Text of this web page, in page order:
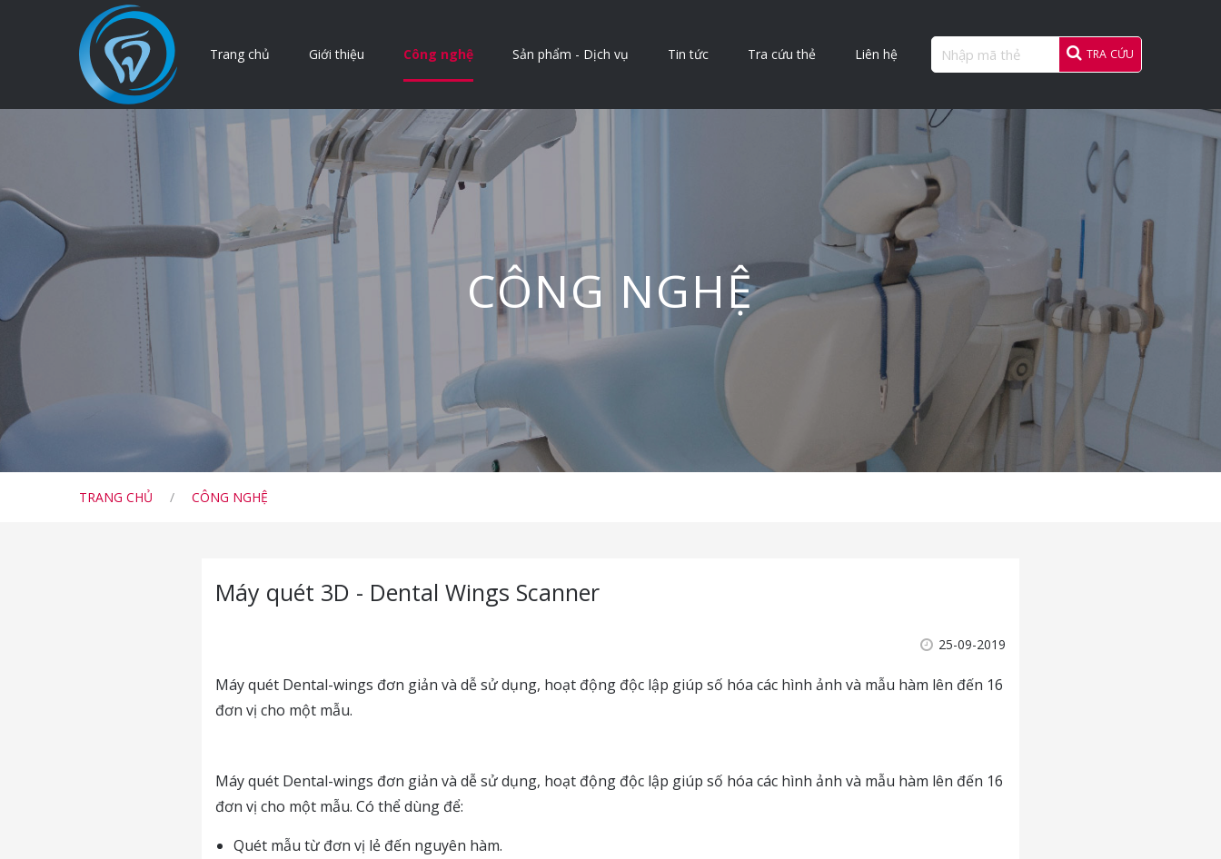
Trang chủ Giới thiệu Công nghệ Sản phẩm - Dịch vụ Tin tức Tra cứu thẻ Liên hệ TRA CỨU
CÔNG NGHỆ
TRANG CHỦ / CÔNG NGHỆ
Máy quét 3D - Dental Wings Scanner
25-09-2019
Máy quét Dental-wings đơn giản và dễ sử dụng, hoạt động độc lập giúp số hóa các hình ảnh và mẫu hàm lên đến 16
đơn vị cho một mẫu.
Máy quét Dental-wings đơn giản và dễ sử dụng, hoạt động độc lập giúp số hóa các hình ảnh và mẫu hàm lên đến 16
đơn vị cho một mẫu. Có thể dùng để:
Quét mẫu từ đơn vị lẻ đến nguyên hàm.